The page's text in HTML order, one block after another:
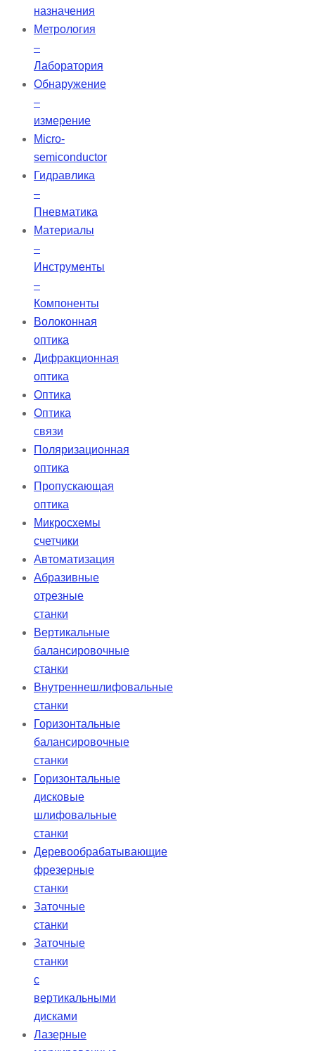
назначения
Метрология
–
Лаборатория
Обнаружение
–
измерение
Micro-
semiconductor
Гидравлика
–
Пневматика
Материалы
–
Инструменты
–
Компоненты
Волоконная
оптика
Дифракционная
оптика
Оптика
Оптика
связи
Поляризационная
оптика
Пропускающая
оптика
Микросхемы
счетчики
Автоматизация
Абразивные
отрезные
станки
Вертикальные
балансировочные
станки
Внутреннешлифовальные
станки
Горизонтальные
балансировочные
станки
Горизонтальные
дисковые
шлифовальные
станки
Деревообрабатывающие
фрезерные
станки
Заточные
станки
Заточные
станки
с
вертикальными
дисками
Лазерные